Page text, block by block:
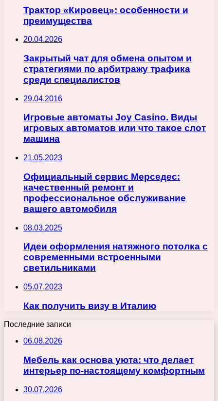
Трактор «Кировец»: особенности и
преимущества
20.04.2026
Закрытый чат для обмена опытом и
стратегиями по арбитражу трафика
среди специалистов
29.04.2016
Игровые автоматы Joy Casino. Виды
игровых автоматов или что такое слот
машина
21.05.2023
Официальный сервис Мерседес:
качественный ремонт и
профессиональное обслуживание
вашего автомобиля
08.03.2025
Идеи оформления натяжного потолка с
современными встроенными
светильниками
05.07.2023
Как получить визу в Италию
Последние записи
06.08.2026
Мебель как основа уюта: что делает
интерьер по-настоящему комфортным
30.07.2026